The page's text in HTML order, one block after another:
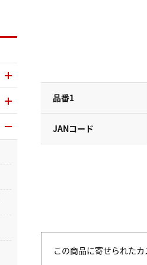
品番1
JANコード
この商品に寄せられた